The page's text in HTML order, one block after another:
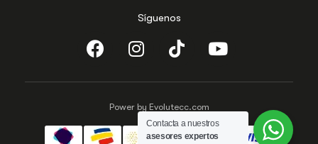
Síguenos
Power by Evolutecc.com
Contacta a nuestros
asesores expertos